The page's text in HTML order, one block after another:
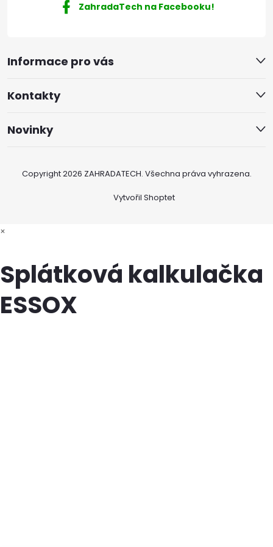
Informace pro vás
Kontakty
Novinky
ZahradaTech na Facebooku!
Vytvořil Shoptet
Copyright 2026 ZAHRADATECH. Všechna práva vyhrazena.
×
Splátková kalkulačka
ESSOX